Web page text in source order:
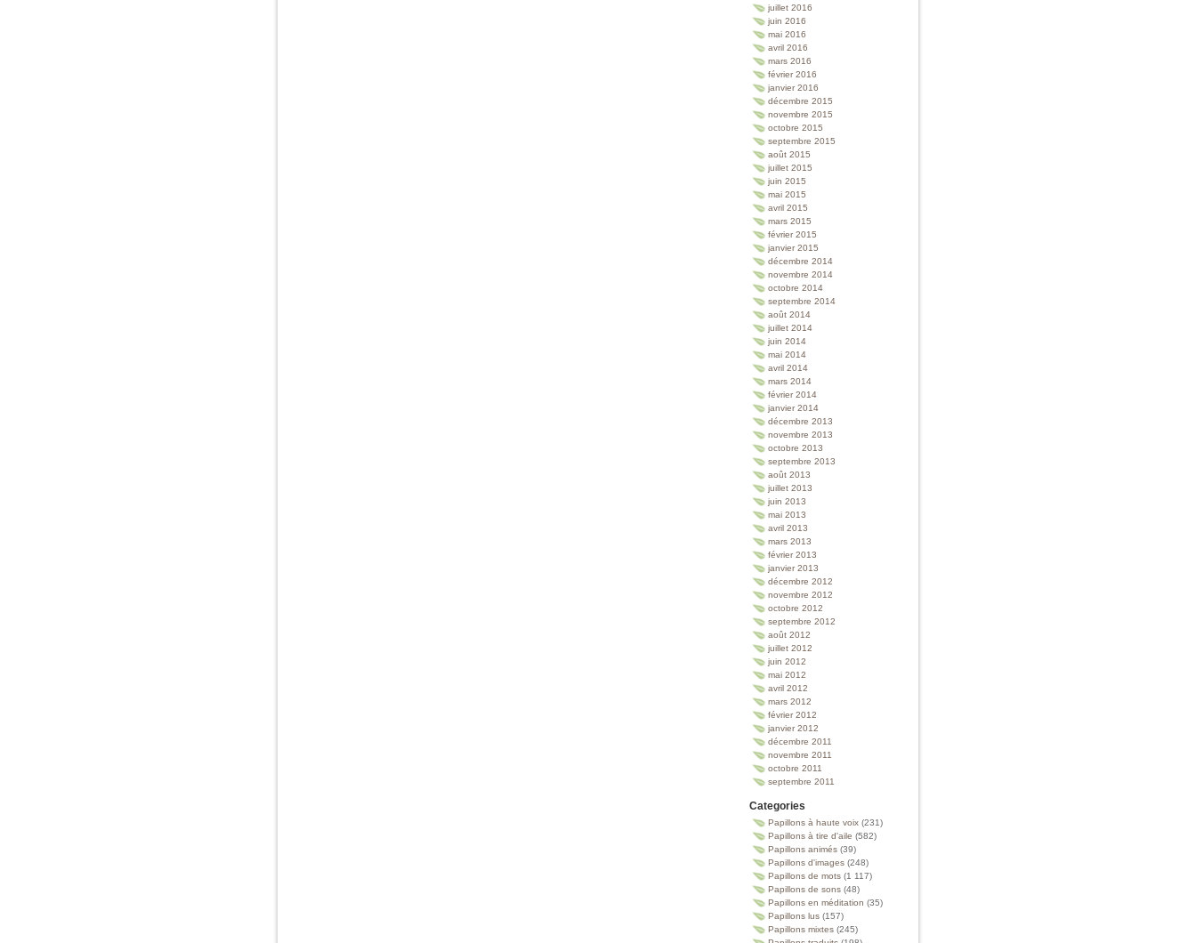
juillet 2016
juin 2016
mai 2016
avril 2016
mars 2016
février 2016
janvier 2016
décembre 2015
novembre 2015
octobre 2015
septembre 2015
août 2015
juillet 2015
juin 2015
mai 2015
avril 2015
mars 2015
février 2015
janvier 2015
décembre 2014
novembre 2014
octobre 2014
septembre 2014
août 2014
juillet 2014
juin 2014
mai 2014
avril 2014
mars 2014
février 2014
janvier 2014
décembre 2013
novembre 2013
octobre 2013
septembre 2013
août 2013
juillet 2013
juin 2013
mai 2013
avril 2013
mars 2013
février 2013
janvier 2013
décembre 2012
novembre 2012
octobre 2012
septembre 2012
août 2012
juillet 2012
juin 2012
mai 2012
avril 2012
mars 2012
février 2012
janvier 2012
décembre 2011
novembre 2011
octobre 2011
septembre 2011
Categories
Papillons à haute voix (231)
Papillons à tire d'aile (582)
Papillons animés (39)
Papillons d'images (248)
Papillons de mots (1 117)
Papillons de sons (48)
Papillons en méditation (35)
Papillons lus (157)
Papillons mixtes (245)